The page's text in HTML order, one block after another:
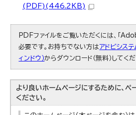
(PDF)(446.2KB)
PDFファイルをご覧いただくには、「
必要です。お持ちでない方は アドビシステ
ィンドウ）からダウンロード（無料）してくだ
より良いホームページにするために、
ください。